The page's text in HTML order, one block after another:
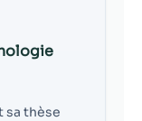
sa thèse